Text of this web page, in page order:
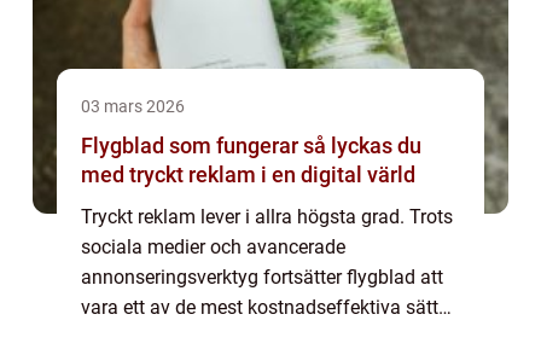
03 mars 2026
Flygblad som fungerar så lyckas du
med tryckt reklam i en digital värld
Tryckt reklam lever i allra högsta grad. Trots
sociala medier och avancerade
annonseringsverktyg fortsätter flygblad att
vara ett av de mest kostnadseffektiva sätten